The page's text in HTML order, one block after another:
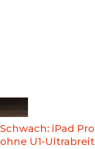
Schwach: iPad
ohne U1-